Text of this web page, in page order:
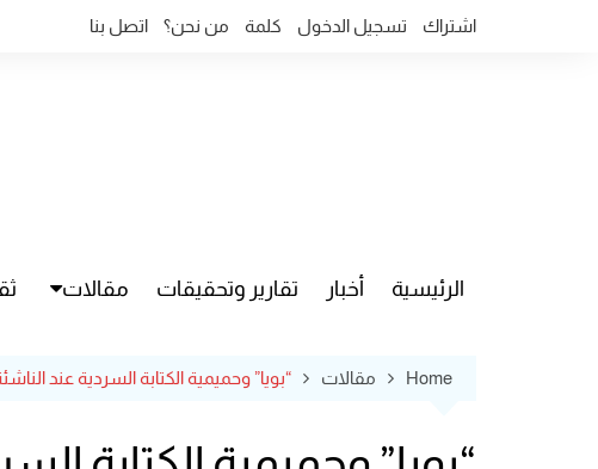
اشتراك تسجيل الدخول كلمة من نحن؟ اتصل بنا
الرئيسية أخبار تقارير وتحقيقات مقالات
Home مقالات “بويا” وحميمية الكتابة السردية عند